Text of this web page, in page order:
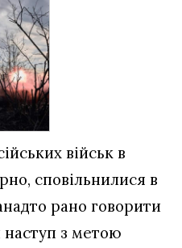
військ в
сповільнилися в
рано говорити
наступ з метою